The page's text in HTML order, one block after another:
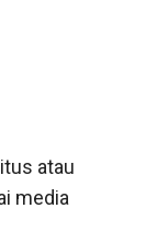
atau
media